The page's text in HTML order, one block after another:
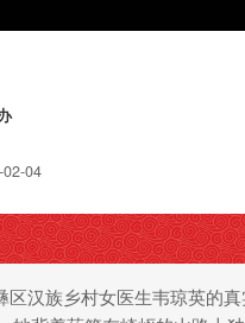
04
区汉族乡村女医生韦琼英的